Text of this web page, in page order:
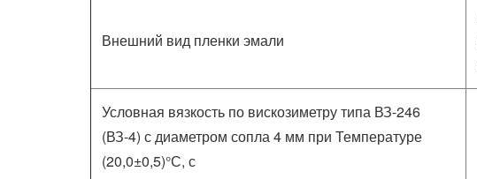
Внешний вид пленки эмали
Условная вязкость по вискозиметру типа ВЗ-246
(ВЗ-4) с диаметром сопла 4 мм при Температуре
(20,0±0,5)°С, с